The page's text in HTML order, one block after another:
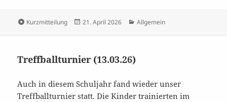
Format
Kurzmitteilung
Veröffentlicht
21. April 2026 Kategorien
Allgemein
Treffballturnier (13.03.26)
Auch in diesem Schuljahr fand wieder unser
Treffballturnier statt. Die Kinder trainierten im